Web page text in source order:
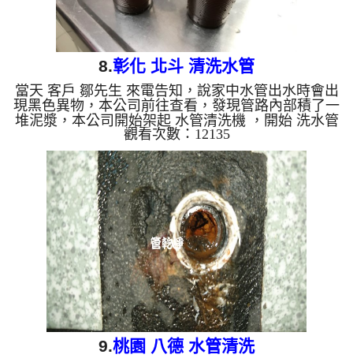
8.彰化 北斗 清洗水管
當天 客戶 鄒先生 來電告知，說家中水管出水時會出
現黑色異物，本公司前往查看，發現管路內部積了一
堆泥漿，本公司開始架起 水管清洗機 ，開始 洗水管
，管路水龍頭一直噴出泥水，如下影片，花了約兩個
多小時，最後管路中的管垢終於洗乾淨，客戶終於可
以安心用水了。 清洗水管, 水管清洗, 洗水管, 熱水管
堵塞, 熱水忽冷忽熱 ...
觀看次數：12135
9.桃園 八德 水管清洗